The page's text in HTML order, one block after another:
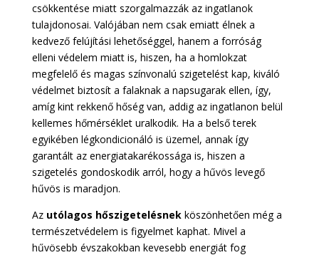
csökkentése miatt szorgalmazzák az ingatlanok
tulajdonosai. Valójában nem csak emiatt élnek a
kedvező felújítási lehetőséggel, hanem a forróság
elleni védelem miatt is, hiszen, ha a homlokzat
megfelelő és magas színvonalú szigetelést kap, kiváló
védelmet biztosít a falaknak a napsugarak ellen, így,
amíg kint rekkenő hőség van, addig az ingatlanon belül
kellemes hőmérséklet uralkodik. Ha a belső terek
egyikében légkondicionáló is üzemel, annak így
garantált az energiatakarékossága is, hiszen a
szigetelés gondoskodik arról, hogy a hűvös levegő
hűvös is maradjon.
Az utólagos hőszigetelésnekköszönhetően még a
természetvédelem is figyelmet kaphat. Mivel a
hűvösebb évszakokban kevesebb energiát fog